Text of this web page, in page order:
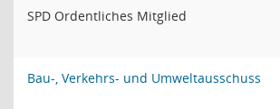
SPD Ordentliches Mitglied
Bau-, Verkehrs- und Umweltausschuss